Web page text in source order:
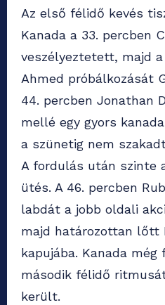
Az első félidő kevés
Kanada a 33. percben
veszélyeztetett, majd a
Ahmed próbálkozását
44. percben Jonathan
mellé egy gyors
a szünetig nem
A fordulás után szinte
ütés. A 46. percben
labdát a jobb oldali
majd határozottan lőtt
kapujába. Kanada
második félidő
került.